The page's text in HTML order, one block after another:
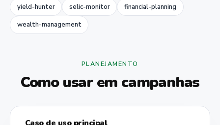
yield-hunter selic-monitor financial-planning
wealth-management
PLANEJAMENTO
Como usar em campanhas